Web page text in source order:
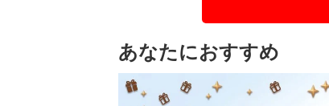
あなたにおすすめ